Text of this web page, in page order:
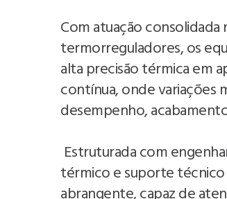
Com atuação
termorreguladores, os
alta precisão térmica em
contínua, onde
desempenho,
Estruturada com
térmico e suporte técnico